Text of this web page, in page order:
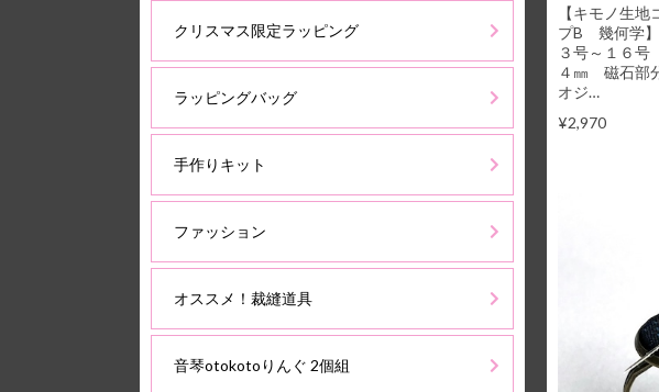
【キモノ生
プB 幾何学
３号～１６号
４㎜ 磁石部
オジ…
¥2,970
クリスマス限定ラッピング
ラッピングバッグ
手作りキット
ファッション
オススメ！裁縫道具
音琴otokotoりんぐ 2個組